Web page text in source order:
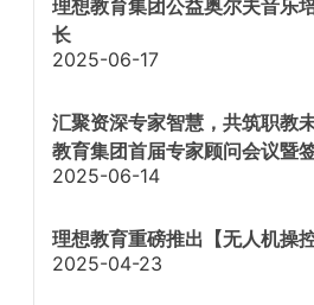
理想教育集团公益奥尔夫音乐
长
2025-06-17
汇聚资深专家智慧，共筑职
教育集团首届专家顾问会议暨
2025-06-14
理想教育重磅推出【无人机操
2025-04-23